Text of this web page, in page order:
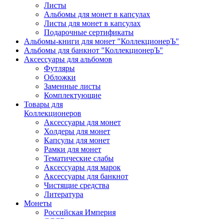
Листы
Альбомы для монет в капсулах
Листы для монет в капсулах
Подарочные сертификаты
Альбомы-книги для монет "КоллекционерЪ"
Альбомы для банкнот "КоллекционерЪ"
Аксессуары для альбомов
Футляры
Обложки
Заменные листы
Комплектующие
Товары для
Коллекционеров
Аксессуары для монет
Холдеры для монет
Капсулы для монет
Рамки для монет
Тематические слабы
Аксессуары для марок
Аксессуары для банкнот
Чистящие средства
Литература
Монеты
Российская Империя